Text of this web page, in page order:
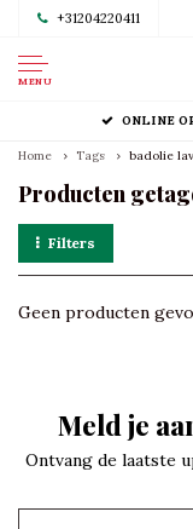
+31204220411
MENU
ONLINE
Home Tags badolie
Producten
Filters
Geen producten
Meld je
Ontvang de laatste